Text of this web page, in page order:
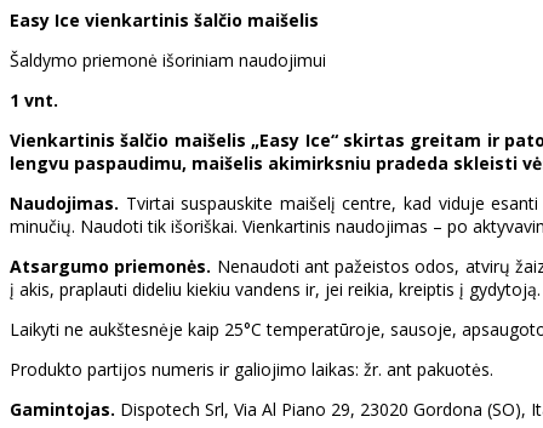
Easy Ice vienkartinis šalčio maišelis
Šaldymo priemonė išoriniam naudojimui
1 vnt.
Vienkartinis šalčio maišelis „Easy Ice“ skirtas greitam ir
lengvu paspaudimu, maišelis akimirksniu pradeda skleisti
Naudojimas. Tvirtai suspauskite maišelį centre, kad viduje
minučių. Naudoti tik išoriškai. Vienkartinis naudojimas – po
Atsargumo priemonės. Nenaudoti ant pažeistos odos, atvirų
į akis, praplauti dideliu kiekiu vandens ir, jei reikia, kreiptis į
Laikyti ne aukštesnėje kaip 25°C temperatūroje, sausoje,
Produkto partijos numeris ir galiojimo laikas: žr. ant pakuotės.
Gamintojas. Dispotech Srl, Via Al Piano 29, 23020 Gordona (SO),